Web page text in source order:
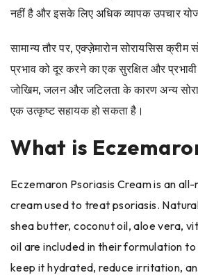
नहीं है और इसके लिए अधिक व्यापक उपचार
सामान्य तौर पर, एक्ज़ेमारोन सोरायसिस
प्रभाव को दूर करने का एक सुरक्षित और
जोखिम, जलन और जटिलता के कारण अन्य
एक उत्कृष्ट सहायक हो सकता है।
What is
Eczemaron Psoriasis Cream is an
cream used to treat psoriasis.
shea butter, coconut oil, aloe vera,
oil are included in their formulation to
keep it hydrated, reduce irritation,